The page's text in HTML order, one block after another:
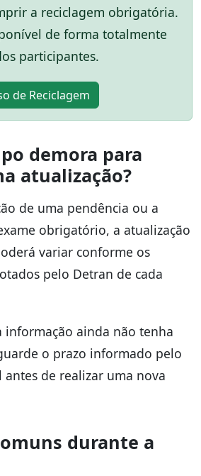
a reciclagem obrigatória.
de forma totalmente
participantes.
de Reciclagem
demora para
atualização?
de uma pendência ou a
obrigatório, a atualização
variar conforme os
pelo Detran de cada
informação ainda não tenha
o prazo informado pelo
antes de realizar uma nova
durante a